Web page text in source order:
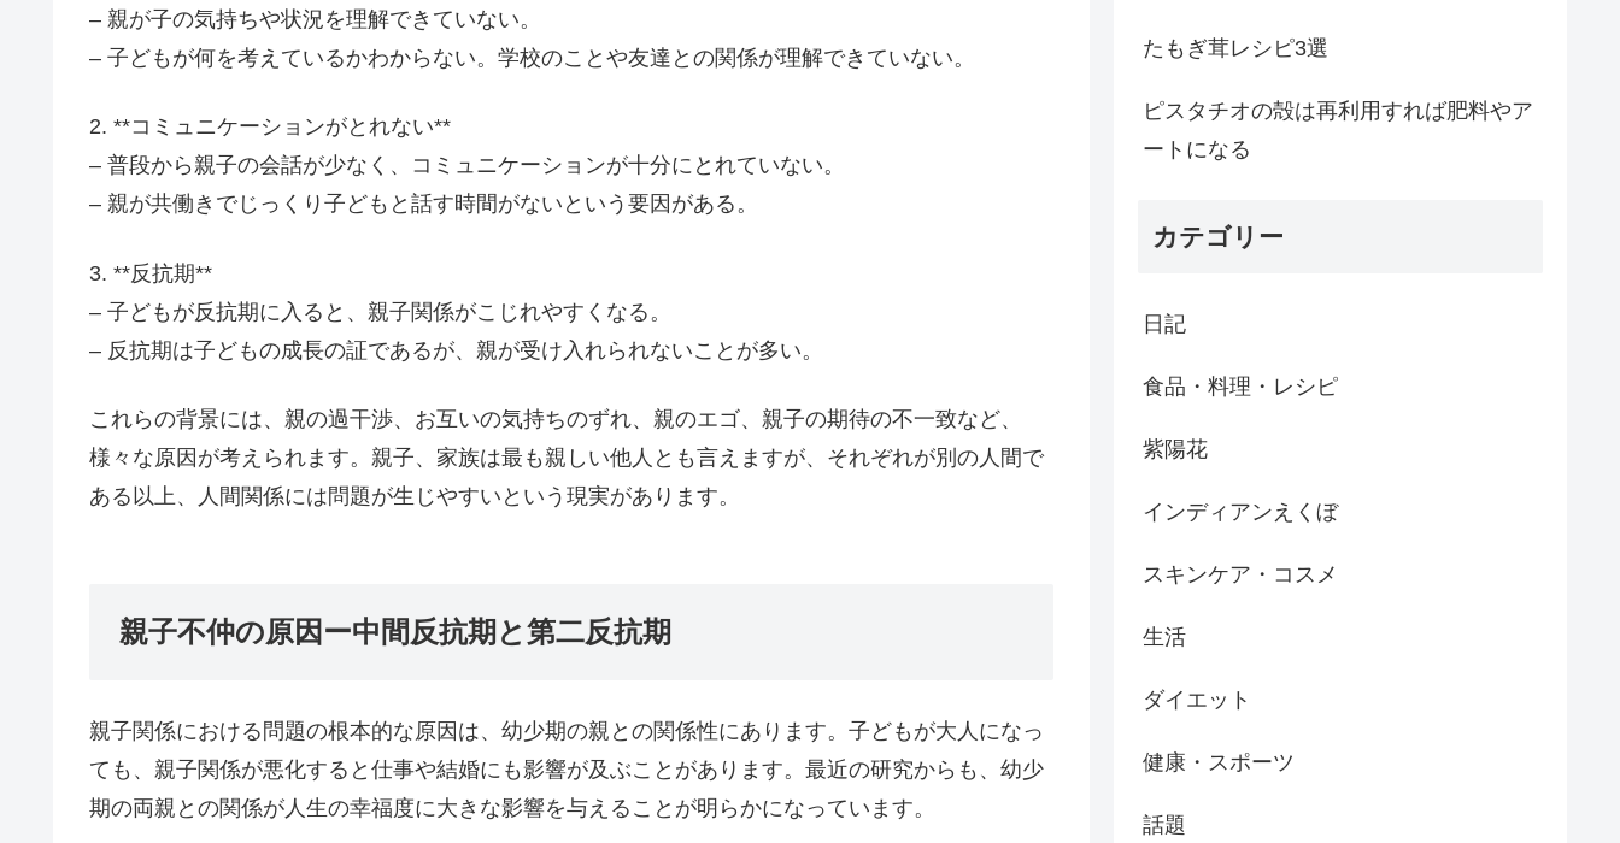
– 親が子の気持ちや状況を理解できていない。
– 子どもが何を考えているかわからない。学校のことや友達との関係が理解できていない。
2. **コミュニケーションがとれない**
– 普段から親子の会話が少なく、コミュニケーションが十分にとれていない。
– 親が共働きでじっくり子どもと話す時間がないという要因がある。
3. **反抗期**
– 子どもが反抗期に入ると、親子関係がこじれやすくなる。
– 反抗期は子どもの成長の証であるが、親が受け入れられないことが多い。
これらの背景には、親の過干渉、お互いの気持ちのずれ、親のエゴ、親子の期待の不一致など、
様々な原因が考えられます。親子、家族は最も親しい他人とも言えますが、それぞれが別の人間で
ある以上、人間関係には問題が生じやすいという現実があります。
親子不仲の原因ー中間反抗期と第二反抗期
親子関係における問題の根本的な原因は、幼少期の親との関係性にあります。子どもが大人になっ
ても、親子関係が悪化すると仕事や結婚にも影響が及ぶことがあります。最近の研究からも、幼少
期の両親との関係が人生の幸福度に大きな影響を与えることが明らかになっています。
たもぎ茸レシピ3選
ピスタチオの殻は再利用すれば肥料やア
ートになる
カテゴリー
日記
食品・料理・レシピ
紫陽花
インディアンえくぼ
スキンケア・コスメ
生活
ダイエット
健康・スポーツ
話題